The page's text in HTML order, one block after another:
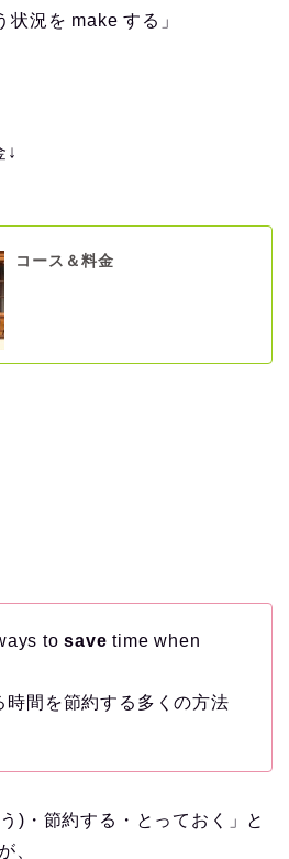
状況を make する」
↓
コース＆料金
tosave time when
時間を節約する多くの方法
)・節約する・とっておく」と
、